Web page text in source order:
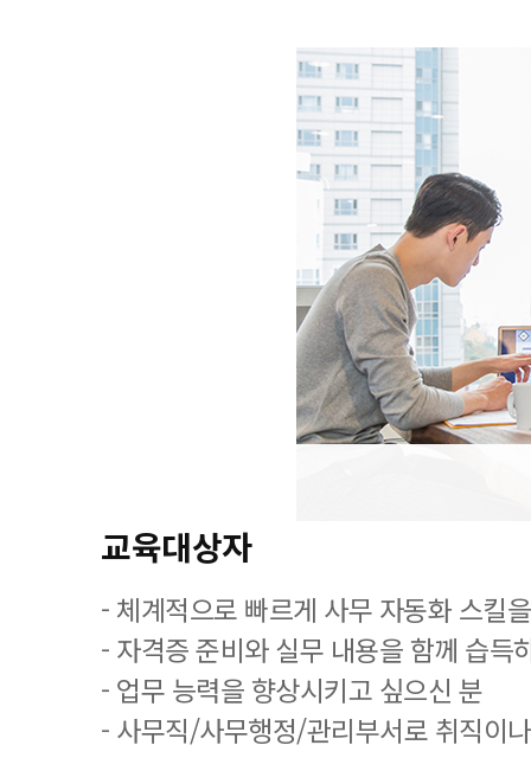
교육대상자
- 체계적으로 빠르게 사무 자동화 스킬
- 자격증 준비와 실무 내용을 함께 습득
- 업무 능력을 향상시키고 싶으신 분
- 사무직/사무행정/관리부서로 취직이